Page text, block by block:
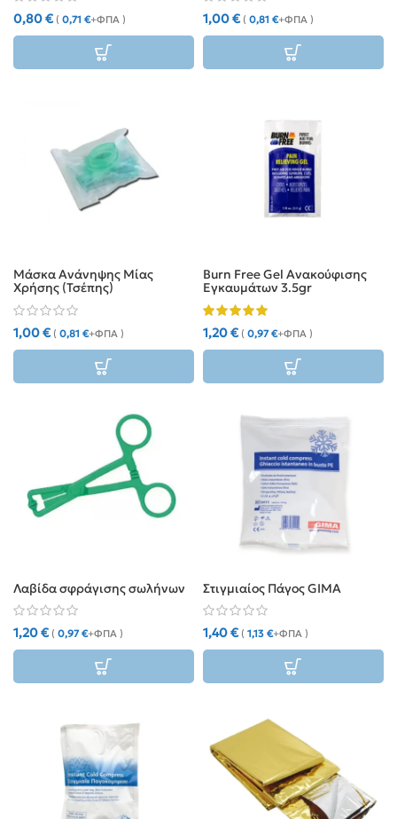
0,80€ ( 0,71 €+ΦΠΑ ) 1,00€ ( 0,81 €+ΦΠΑ )
Μάσκα Ανάνηψης Μίας
Χρήσης (Τσέπης)
1,00€ ( 0,81 €+ΦΠΑ )
Burn Free Gel Ανακούφισης
Εγκαυμάτων 3.5gr
1,20€ ( 0,97€+ΦΠΑ )
Λαβίδα σφράγισης σωλήνων
1,20€ ( 0,97€+ΦΠΑ )
Στιγμιαίος Πάγος GIMA
1,40€ ( 1,13 €+ΦΠΑ )